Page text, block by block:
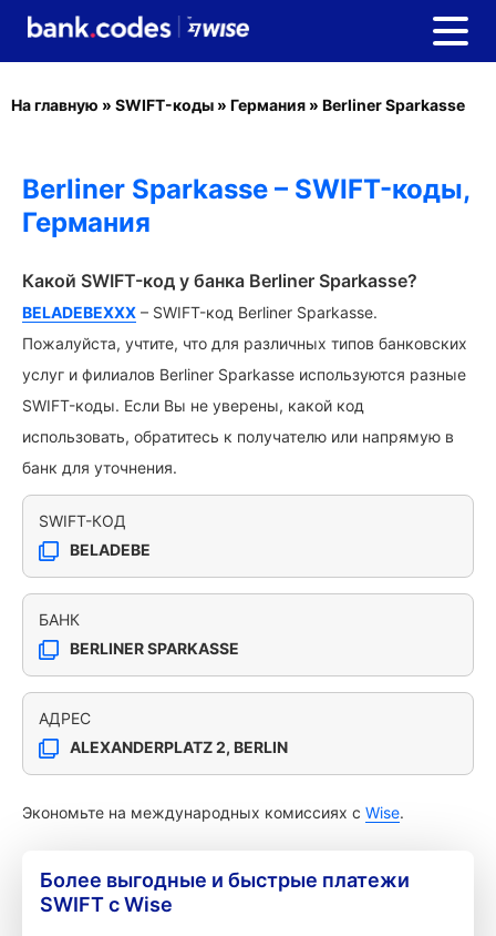
На главную » SWIFT-коды » Германия » Berliner Sparkasse
Berliner Sparkasse – SWIFT-коды,
Германия
Какой SWIFT-код у банка Berliner Sparkasse?
BELADEBEXXX – SWIFT-код Berliner Sparkasse.
Пожалуйста, учтите, что для различных типов банковских
услуг и филиалов Berliner Sparkasse используются разные
SWIFT-коды. Если Вы не уверены, какой код
использовать, обратитесь к получателю или напрямую в
банк для уточнения.
SWIFT-КОД
BELADEBE
БАНК
BERLINER SPARKASSE
АДРЕС
ALEXANDERPLATZ 2, BERLIN
Экономьте на международных комиссиях с Wise.
Более выгодные и быстрые платежи
SWIFT с Wise